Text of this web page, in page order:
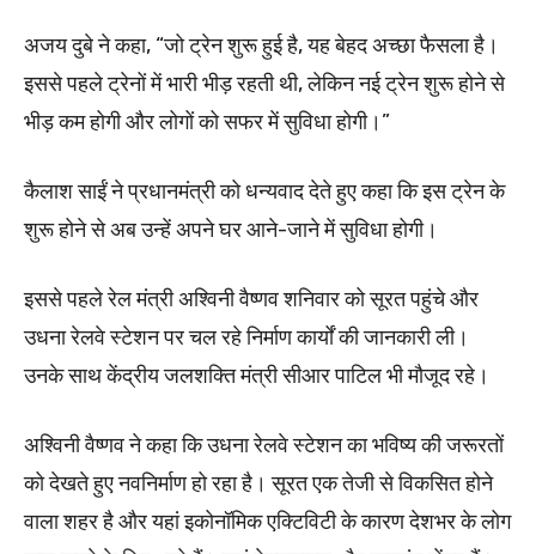
अजय दुबे ने कहा, “जो ट्रेन शुरू हुई है, यह बेहद अच्छा फैसला है।
इससे पहले ट्रेनों में भारी भीड़ रहती थी, लेकिन नई ट्रेन शुरू होने से
भीड़ कम होगी और लोगों को सफर में सुविधा होगी।”
कैलाश साईं ने प्रधानमंत्री को धन्यवाद देते हुए कहा कि इस ट्रेन के
शुरू होने से अब उन्हें अपने घर आने-जाने में सुविधा होगी।
इससे पहले रेल मंत्री अश्विनी वैष्णव शनिवार को सूरत पहुंचे और
उधना रेलवे स्टेशन पर चल रहे निर्माण कार्यों की जानकारी ली।
उनके साथ केंद्रीय जलशक्ति मंत्री सीआर पाटिल भी मौजूद रहे।
अश्विनी वैष्णव ने कहा कि उधना रेलवे स्टेशन का भविष्य की जरूरतों
को देखते हुए नवनिर्माण हो रहा है। सूरत एक तेजी से विकसित होने
वाला शहर है और यहां इकोनॉमिक एक्टिविटी के कारण देशभर के लोग